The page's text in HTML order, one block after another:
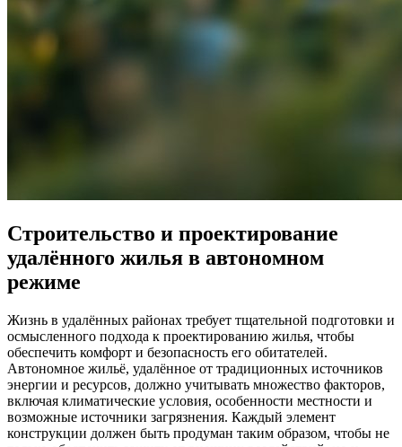
Строительство и проектирование
удалённого жилья в автономном
режиме
Жизнь в удалённых районах требует тщательной подготовки и
осмысленного подхода к проектированию жилья, чтобы
обеспечить комфорт и безопасность его обитателей.
Автономное жильё, удалённое от традиционных источников
энергии и ресурсов, должно учитывать множество факторов,
включая климатические условия, особенности местности и
возможные источники загрязнения. Каждый элемент
конструкции должен быть продуман таким образом, чтобы не